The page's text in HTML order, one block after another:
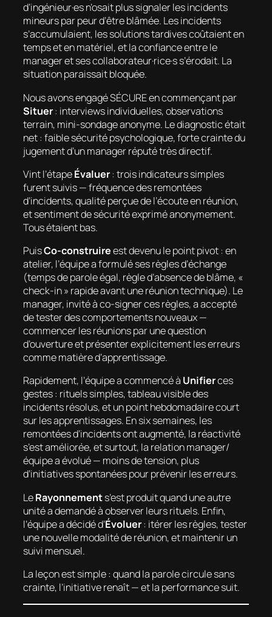
d’ingénieur·es n’osait plus signaler les incidents
mineurs par peur d’être blâmée. Les incidents
s’accumulaient, les solutions tardives coûtaient en
temps et en matériel, et la confiance entre le
manager et ses collaborateur·rice·s s’érodait. La
situation paraissait bloquée.
Nous avons engagé SÉCURE en commençant par
Situer: interviews individuelles, observations
terrain, mini-sondage anonyme. Le diagnostic était
net : faible sécurité psychologique, forte crainte du
jugement d’un manager réputé très directif.
Vint l’étapeÉvaluer: trois indicateurs simples
furent suivis — fréquence des remontées
d’incidents, qualité perçue de l’écoute en réunion,
et sentiment de sécurité exprimé anonymement.
Tous étaient bas.
PuisCo-construireest devenu le point pivot : en
atelier, l’équipe a formulé ses règles d’échange
(temps de parole égal, règle d’absence de blâme, «
check-in » rapide avant une réunion technique). Le
manager, invité à co-signer ces règles, a accepté
de tester des comportements nouveaux —
commencer les réunions par une question
d’ouverture et présenter explicitement les erreurs
comme matière d’apprentissage.
Rapidement, l’équipe a commencé à Unifierces
gestes : rituels simples, tableau visible des
incidents résolus, et un point hebdomadaire court
sur les apprentissages. En six semaines, les
remontées d’incidents ont augmenté, la réactivité
s’est améliorée, et surtout, la relation manager/
équipe a évolué — moins de tension, plus
d’initiatives spontanées pour prévenir les erreurs.
LeRayonnements’est produit quand une autre
unité a demandé à observer leurs rituels. Enfin,
l’équipe a décidé d’Évoluer: itérer les règles, tester
une nouvelle modalité de réunion, et maintenir un
suivi mensuel.
La leçon est simple : quand la parole circule sans
crainte, l’initiative renaît — et la performance suit.